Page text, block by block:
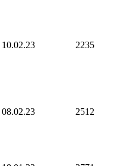
10.02.23 2235
08.02.23 2512